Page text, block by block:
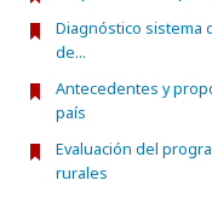
Diagnóstico sistema
de...
Antecedentes y
país
Evaluación del
rurales